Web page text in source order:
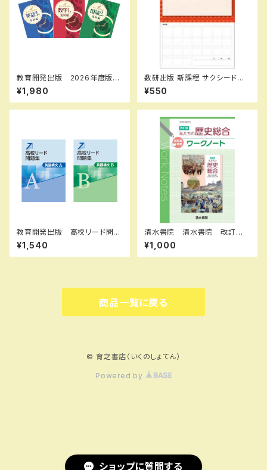
ショップに質問する
教育開発出版 2026年度版
新中学問題集 英語 中1～3
発展編 各学年（選択くださ
い） 新品完全セット
¥1,980
数研出版 新課程 サクシード数
学A 完成ノート 図形の性質
新品 問題集本体のみ 別冊
解答なし ISBN：978441072
33 SKU：000072333
¥550
教育開発出版 高校リード問題
集 英語構文 A ，英語構文 B
2026年度版 各科目（選択くだ
さい） 新品完全セット ISBN
¥1,540
清水書院 清水書院 改訂版
私たちの歴史総合 ワークノー
ト 歴総035-901 教科書準
拠 新品 問題集本体と別冊
9610630 ISBN-10：438911
¥1,000
商品一覧に戻る
© 育之書店（いくのしょてん）
Powered by